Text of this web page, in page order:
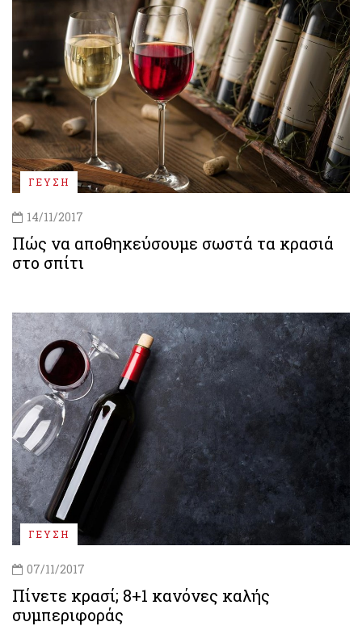
ΓΕΥΣΗ
14/11/2017
Πώς να αποθηκεύσουμε σωστά τα κρασιά
στο σπίτι
ΓΕΥΣΗ
07/11/2017
Πίνετε κρασί; 8+1 κανόνες καλής
συμπεριφοράς